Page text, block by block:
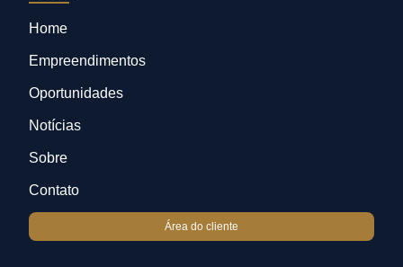
Home
Empreendimentos
Oportunidades
Notícias
Sobre
Contato
Área do cliente